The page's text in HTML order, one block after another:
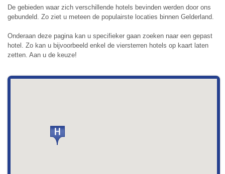
De gebieden waar zich verschillende hotels bevinden werden door ons
gebundeld. Zo ziet u meteen de populairste locaties binnen Gelderland.
Onderaan deze pagina kan u specifieker gaan zoeken naar een gepast
hotel. Zo kan u bijvoorbeeld enkel de viersterren hotels op kaart laten
zetten. Aan u de keuze!